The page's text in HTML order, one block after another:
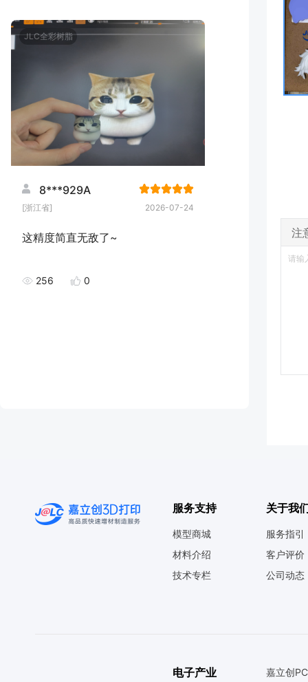
JLC全彩树脂
8***929A
[浙江省] 2026-07-24
这精度简直无敌了~
256 0
注
服务支持
模型商城
材料介绍
技术专栏
关于我
服务指引
客户评价
公司动态
电子产业
嘉立创